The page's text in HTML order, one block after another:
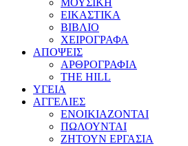
ΜΟΥΣΙΚΗ
ΕΙΚΑΣΤΙΚΑ
ΒΙΒΛΙΟ
ΧΕΙΡΟΓΡΑΦΑ
ΑΠΟΨΕΙΣ
ΑΡΘΡΟΓΡΑΦΙΑ
THE HILL
ΥΓΕΙΑ
ΑΓΓΕΛΙΕΣ
ΕΝΟΙΚΙΑΖΟΝΤΑΙ
ΠΩΛΟΥΝΤΑΙ
ΖΗΤΟΥΝ ΕΡΓΑΣΙΑ